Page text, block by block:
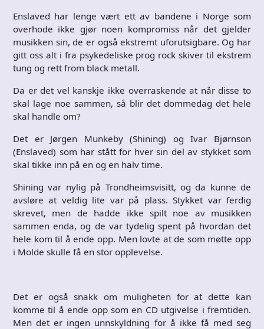
Enslaved har lenge vært ett av bandene i Norge som
overhode ikke gjør noen kompromiss når det gjelder
musikken sin, de er også ekstremt uforutsigbare. Og har
gitt oss alt i fra psykedeliske prog rock skiver til ekstrem
tung og rett from black metall.
Da er det vel kanskje ikke overraskende at når disse to
skal lage noe sammen, så blir det dommedag det hele
skal handle om?
Det er Jørgen Munkeby (Shining) og Ivar Bjørnson
(Enslaved) som har stått for hver sin del av stykket som
skal tikke inn på en og en halv time.
Shining var nylig på Trondheimsvisitt, og da kunne de
avsløre at veldig lite var på plass. Stykket var ferdig
skrevet, men de hadde ikke spilt noe av musikken
sammen enda, og de var tydelig spent på hvordan det
hele kom til å ende opp. Men lovte at de som møtte opp
i Molde skulle få en stor opplevelse.
Det er også snakk om muligheten for at dette kan
komme til å ende opp som en CD utgivelse i fremtiden.
Men det er ingen unnskyldning for å ikke få med seg